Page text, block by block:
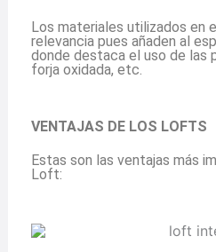
Los materiales utilizados en
relevancia pues añaden al
donde destaca el uso de las
forja oxidada, etc.
VENTAJAS DE LOS LOFTS
Estas son las ventajas más
Loft: